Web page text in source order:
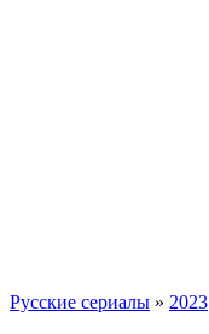
Русские сериалы » 2023